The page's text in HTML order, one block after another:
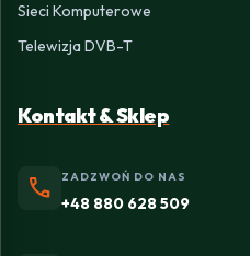
Sieci Komputerowe
Telewizja DVB-T
Kontakt & Sklep
phone ZADZWOŃ DO NAS
+48 880 628 509